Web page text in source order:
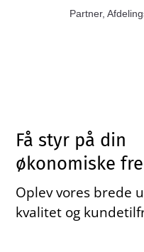
Partner,
Få styr på din
økonomiske
Oplev vores brede
kvalitet og